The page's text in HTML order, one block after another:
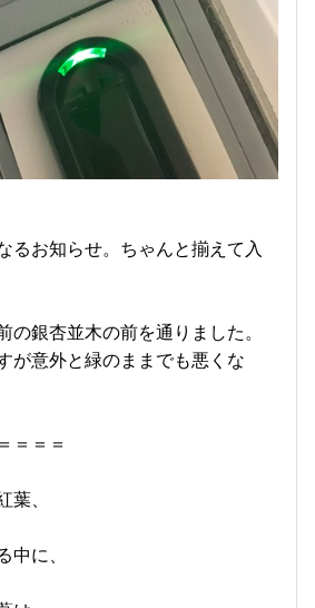
るお知らせ。ちゃんと揃えて入
の銀杏並木の前を通りました。
が意外と緑のままでも悪くな
＝＝＝
葉、
中に、